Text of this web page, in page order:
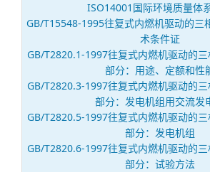
ISO14001国际环境质量体
GB/T15548-1995往复式内燃机驱动的三
术条件证
GB/T2820.1-1997往复式内燃机驱动的
部分：用途、定额和性
GB/T2820.3-1997往复式内燃机驱动的
部分：发电机组用交流发
GB/T2820.5-1997往复式内燃机驱动的
部分：发电机组
GB/T2820.6-1997往复式内燃机驱动的
部分：试验方法